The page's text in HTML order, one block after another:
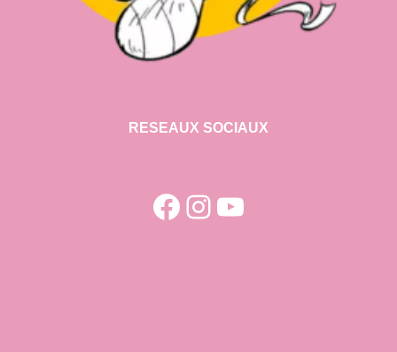
RESEAUX SOCIAUX
Facebook
Instagram
YouTube